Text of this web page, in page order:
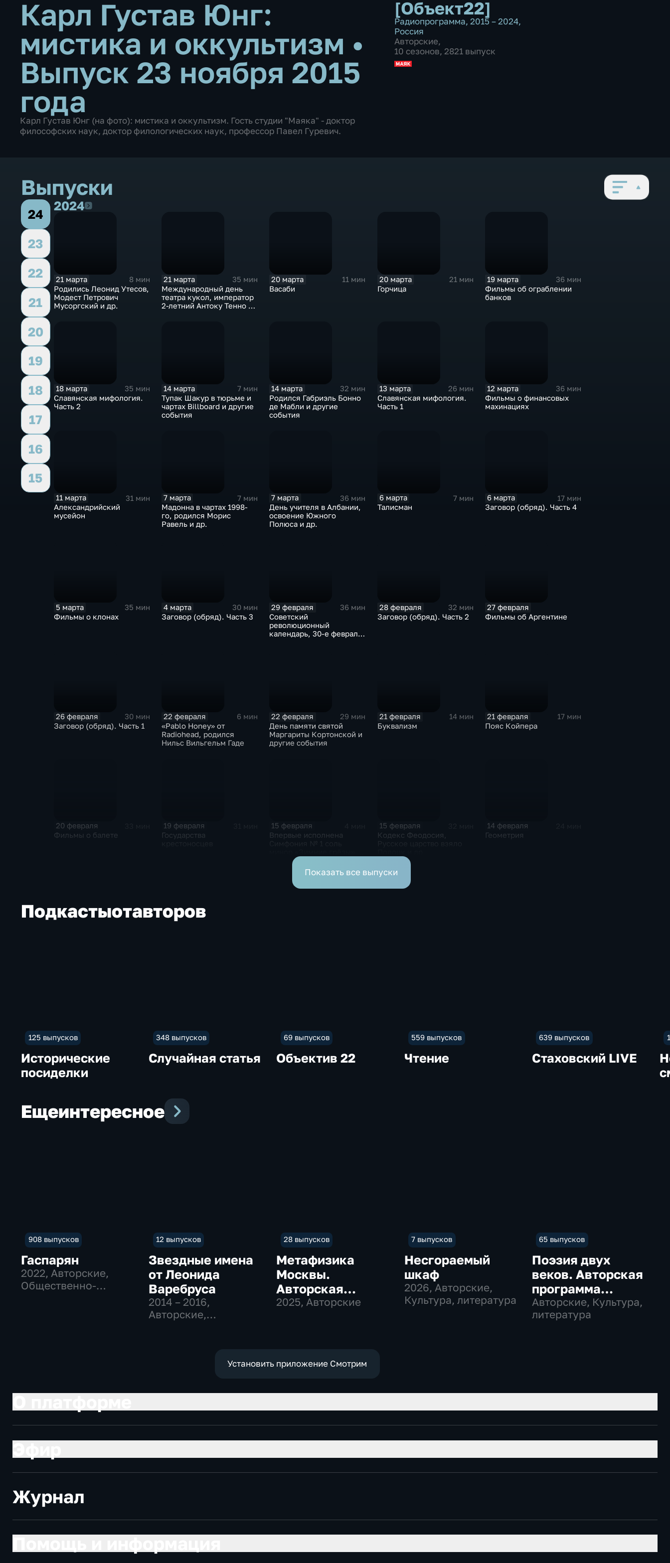
Карл Густав Юнг:
мистика и оккультизм •
Выпуск 23 ноября 2015
года
Карл Густав Юнг (на фото): мистика и оккультизм. Гость студии "Маяка" - доктор
философских наук, доктор филологических наук, профессор Павел Гуревич.
[Объект22]
Радиопрограмма, 2015 – 2024,
Россия
Авторские,
10 сезонов, 2821 выпуск
Выпуски
24
23
22
21
20
19
18
17
16
15
20242024
21 марта
8 мин
Родились Леонид Утесов,
Модест Петрович
Мусоргский и др.
21 марта
35 мин
Международный день
театра кукол, император
2-летний Антоку Тенно и
20 марта
11 мин
Васаби
20 марта
21 мин
Горчица
19 марта
36 мин
Фильмы об ограблении
банков
18 марта
35 мин
Славянская мифология.
Часть 2
14 марта
7 мин
Тупак Шакур в тюрьме и
чартах Billboard и другие
события
14 марта
32 мин
Родился Габриэль Бонно
де Мабли и другие
события
13 марта
26 мин
Славянская мифология.
Часть 1
12 марта
36 мин
Фильмы о финансовых
махинациях
11 марта
31 мин
Александрийский
мусейон
7 марта
7 мин
Мадонна в чартах 1998-
го, родился Морис
Равель и др.
7 марта
36 мин
День учителя в Албании,
освоение Южного
Полюса и др.
6 марта
7 мин
Талисман
6 марта
17 мин
Заговор (обряд). Часть 4
5 марта
35 мин
Фильмы о клонах
4 марта
30 мин
Заговор (обряд). Часть 3
29 февраля
36 мин
Советский
революционный
календарь, 30-е февраля
28 февраля
32 мин
Заговор (обряд). Часть 2
27 февраля
Фильмы об Аргентине
26 февраля
30 мин
Заговор (обряд). Часть 1
22 февраля
6 мин
«Pablo Honey» от
Radiohead, родился
Нильс Вильгельм Гаде
22 февраля
29 мин
День памяти святой
Маргариты Кортонской и
другие события
21 февраля
14 мин
Буквализм
21 февраля
17 мин
Пояс Койпера
20 февраля
Фильмы о балете
19 февраля
Государства
15 февраля
Впервые исполнена
Чайковского и др.
15 февраля
Кодекс Феодосия,
14 февраля
Геометрия
Показать все выпуски
Подкастыотавторов
125 выпусков
Исторические
посиделки
348 выпусков
Случайная статья
69 выпусков
Объектив 22
559 выпусков
Чтение
639 выпусков
Стаховский LIVE
Ещеинтересное
908 выпусков
Гаспарян
2022, Авторские,
Общественно-
12 выпусков
Звездные имена
от Леонида
Варебруса
2014 – 2016,
Авторские,
28 выпусков
Метафизика
Москвы.
Авторская
программа
2025, Авторские
7 выпусков
Несгораемый
шкаф
2026, Авторские,
Культура, литература
65 выпусков
Поэзия двух
веков. Авторская
программа
Авангарда
Леонтьева
Авторские, Культура,
литература
Установить приложение Смотрим
Журнал